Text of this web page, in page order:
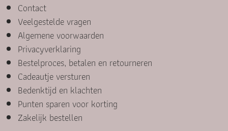
Contact
Veelgestelde vragen
Algemene voorwaarden
Privacyverklaring
Bestelproces, betalen en retourneren
Cadeautje versturen
Bedenktijd en klachten
Punten sparen voor korting
Zakelijk bestellen